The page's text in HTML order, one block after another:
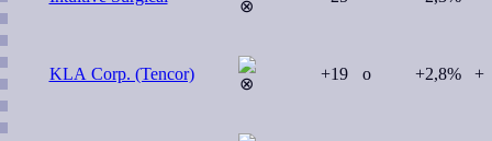
KLA Corp. (Tencor) +19 o +2,8% +